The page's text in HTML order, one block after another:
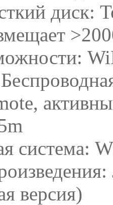
диск:
система:
версия)